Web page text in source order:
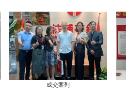
成交案列